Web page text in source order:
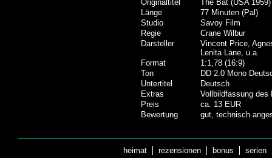
Originaltitel
The Bat (USA 1959)
Länge
77 Minuten (Pal)
Studio
Savoy Film
Regie
Crane Wilbur
Darsteller
Vincent Price,
Lenita Lane, u.a.
Format
1:1,78 (16:9)
Ton
DD 2.0 Mono
Untertitel
Deutsch
Extras
Vollbildfassung des
Preis
ca. 13 EUR
Bewertung
gut, technisch
heimat rezensionen bonus serien